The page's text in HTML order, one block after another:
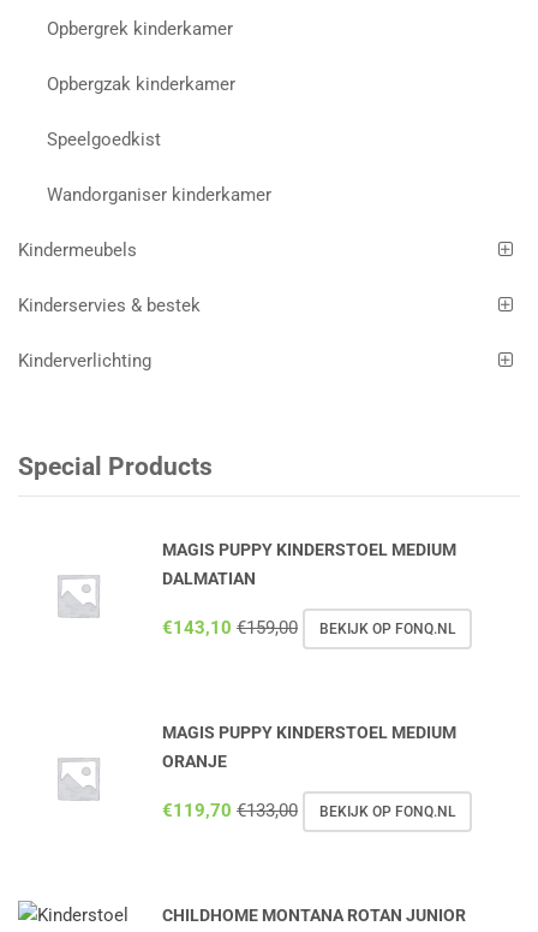
Opbergrek kinderkamer
Opbergzak kinderkamer
Speelgoedkist
Wandorganiser kinderkamer
Kindermeubels
Kinderservies & bestek
Kinderverlichting
Special Products
MAGIS PUPPY KINDERSTOEL MEDIUM
DALMATIAN
€143,10 €159,00 BEKIJK OP FONQ.NL
MAGIS PUPPY KINDERSTOEL MEDIUM
ORANJE
€119,70 €133,00 BEKIJK OP FONQ.NL
CHILDHOME MONTANA ROTAN JUNIOR